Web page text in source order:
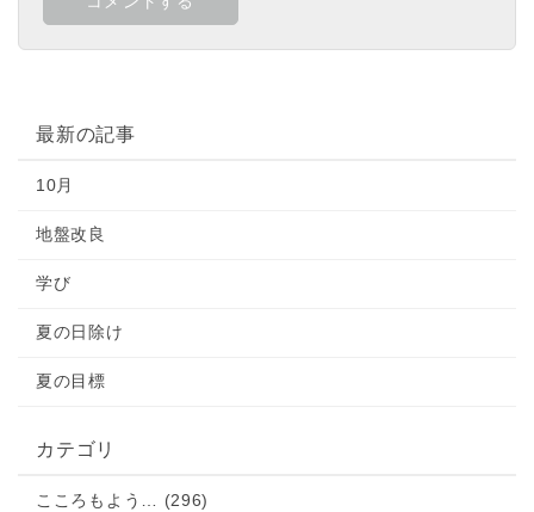
最新の記事
10月
地盤改良
学び
夏の日除け
夏の目標
カテゴリ
こころもよう… (296)